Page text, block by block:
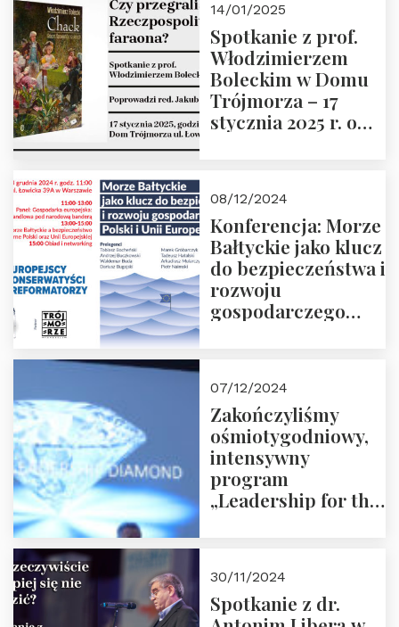
14/01/2025
Spotkanie z prof.
Włodzimierzem
Boleckim w Domu
Trójmorza – 17
stycznia 2025 r. o
08/12/2024
Konferencja: Morze
Bałtyckie jako klucz
do bezpieczeństwa i
rozwoju
gospodarczego
ZAPRASZAMY
07/12/2024
Zakończyliśmy
ośmiotygodniowy,
intensywny
program
„Leadership for the
30/11/2024
Spotkanie z dr.